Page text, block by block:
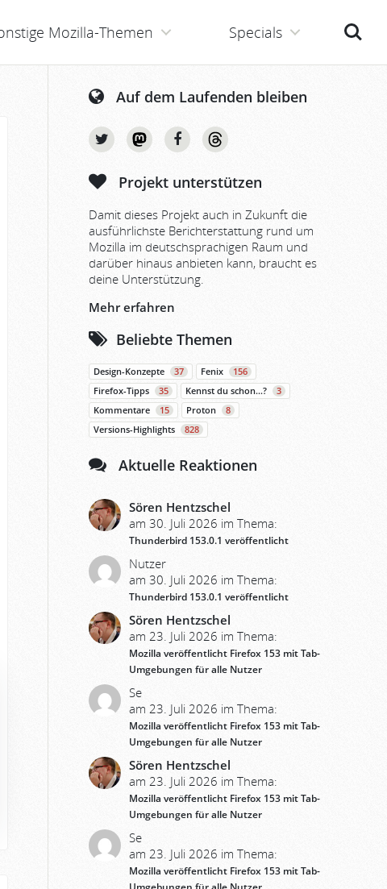
Mozilla-Themen Specials Suche
Auf dem Laufenden bleiben
Projekt unterstützen
Damit dieses Projekt auch in Zukunft die
ausführlichste Berichterstattung rund um
Mozilla im deutschsprachigen Raum und
darüber hinaus anbieten kann, braucht es
deine Unterstützung.
Mehr erfahren
Beliebte Themen
Design-Konzepte 37 Fenix
156
Firefox-Tipps
35 Kennst du schon…?
3
Kommentare
15 Proton
8
Versions-Highlights
828
Aktuelle Reaktionen
Sören Hentzschel
am 30. Juli 2026 im Thema:
Thunderbird 153.0.1 veröffentlicht
Nutzer
am 30. Juli 2026 im Thema:
Thunderbird 153.0.1 veröffentlicht
Sören Hentzschel
am 23. Juli 2026 im Thema:
Mozilla veröffentlicht Firefox 153 mit Tab-
Umgebungen für alle Nutzer
Se
am 23. Juli 2026 im Thema:
Mozilla veröffentlicht Firefox 153 mit Tab-
Umgebungen für alle Nutzer
Sören Hentzschel
am 23. Juli 2026 im Thema:
Mozilla veröffentlicht Firefox 153 mit Tab-
Umgebungen für alle Nutzer
Se
am 23. Juli 2026 im Thema:
Mozilla veröffentlicht Firefox 153 mit Tab-